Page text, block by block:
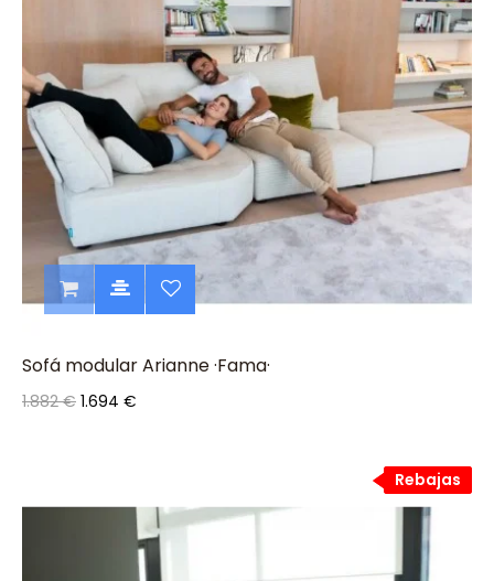
Sofá modular Arianne ·Fama·
1.882 € 1.694 €
Rebajas
Rebajas